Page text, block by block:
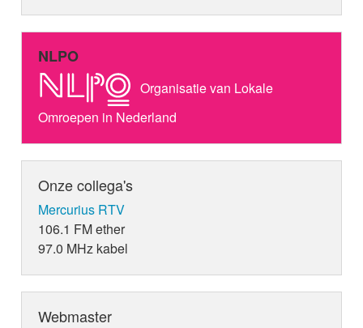
NLPO
Organisatie van Lokale
Omroepen in Nederland
Onze collega's
Mercurius RTV
106.1 FM ether
97.0 MHz kabel
Webmaster